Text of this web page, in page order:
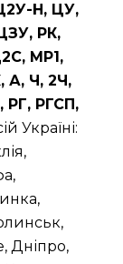
Н, ЦУ,
РК,
МР1,
А, Ч, 2Ч,
РГ, РГСП,
Україні:
Дніпро,